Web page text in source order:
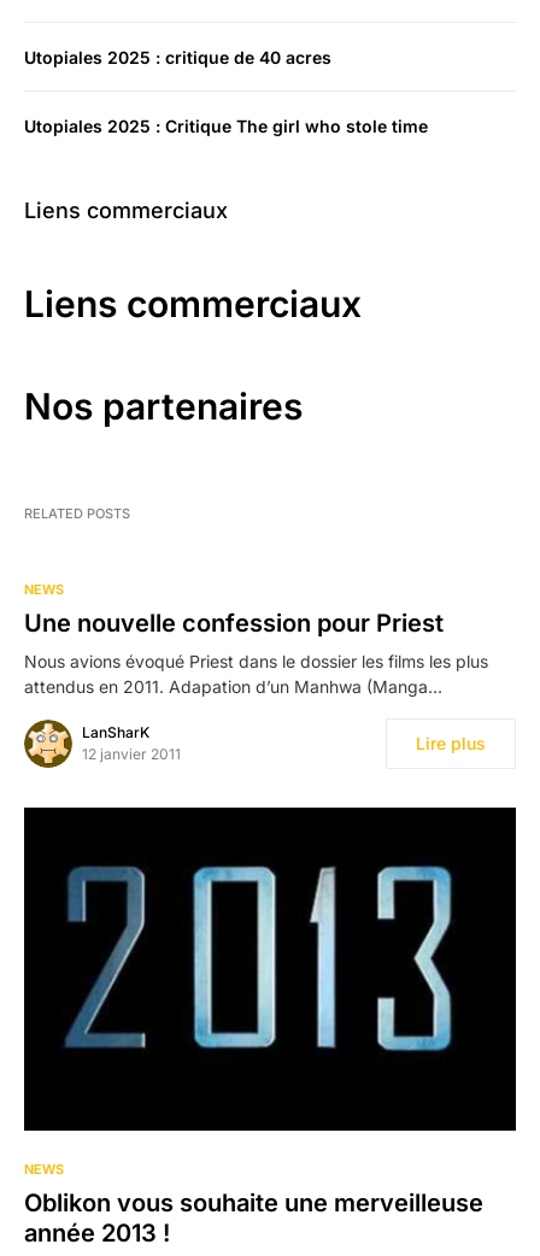
Utopiales 2025 : critique de 40 acres
Utopiales 2025 : Critique The girl who stole time
Liens commerciaux
Liens commerciaux
Nos partenaires
RELATED POSTS
NEWS
Une nouvelle confession pour Priest
Nous avions évoqué Priest dans le dossier les films les plus
attendus en 2011. Adapation d’un Manhwa (Manga…
LanSharK
12 janvier 2011
Lire plus
NEWS
Oblikon vous souhaite une merveilleuse
année 2013 !